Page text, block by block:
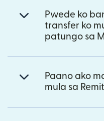
Pwede ko
transfer ko
patungo sa
Paano ako
mula sa